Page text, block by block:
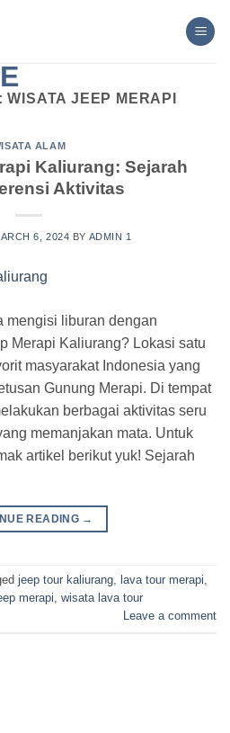
WISATA JEEP MERAPI
ALAM
Kaliurang: Sejarah
Aktivitas
6, 2024 BY ADMIN 1
mengisi liburan dengan
Merapi Kaliurang? Lokasi satu
masyarakat Indonesia yang
Gunung Merapi. Di tempat
berbagai aktivitas seru
memanjakan mata. Untuk
artikel berikut yuk! Sejarah
READING →
jeep tour kaliurang, lava tour merapi,
merapi, wisata lava tour
Leave a comment